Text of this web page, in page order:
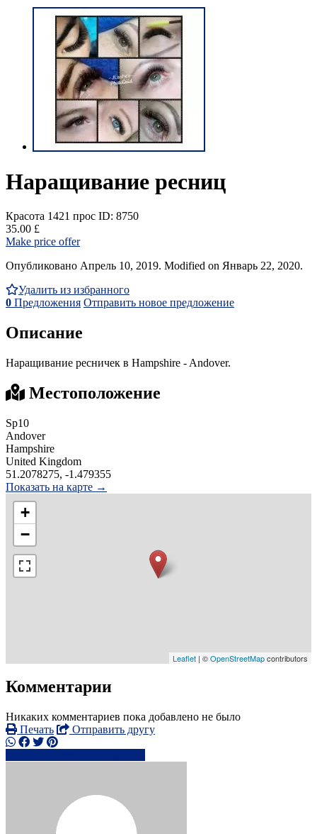
Наращивание ресниц
Красота 1421 прос ID: 8750
35.00 £
Make price offer
Опубликовано Апрель 10, 2019. Modified on Январь 22, 2020.
Удалить из избранного
0 Предложения Отправить новое предложение
Описание
Наращивание ресничек в Hampshire - Andover.
Местоположение
Sp10
Andover
Hampshire
United Kingdom
51.2078275, -1.479355
Показать на карте →
+
−
Leaflet | ©OpenStreetMapcontributors
Комментарии
Никаких комментариев пока добавлено не было
Печать
Отправить другу